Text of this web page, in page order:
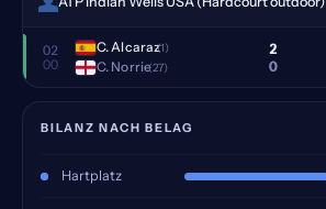
02
00
C. Alcaraz(1)
C. Norrie(27)
2
0
BILANZ NACH BELAG
Hartplatz